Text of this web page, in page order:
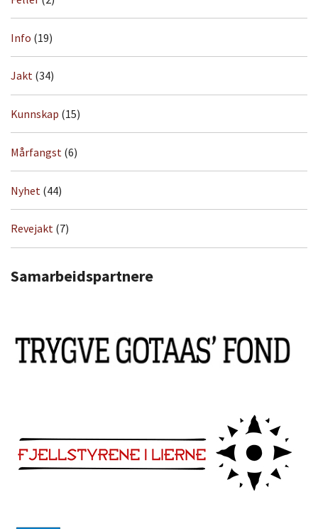
Info (19)
Jakt (34)
Kunnskap (15)
Mårfangst (6)
Nyhet (44)
Revejakt (7)
Samarbeidspartnere